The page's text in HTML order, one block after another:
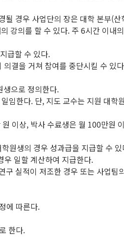
경우 사업단의 장은 대학 본부(
강의를 할 수 있다. 주 6시간 이내
급할 수 있다.
결을 거쳐 참여를 중단시킬 수 있
으로 정의한다.
한다. 단, 지도 교수는 지원 대학
이상, 박사 수료생은 월 100만원
원생의 경우 성과급을 지급할 수
일할 계산하여 지급한다.
실적이 저조한 경우 또는 사업팀
에 따른다.
한다.